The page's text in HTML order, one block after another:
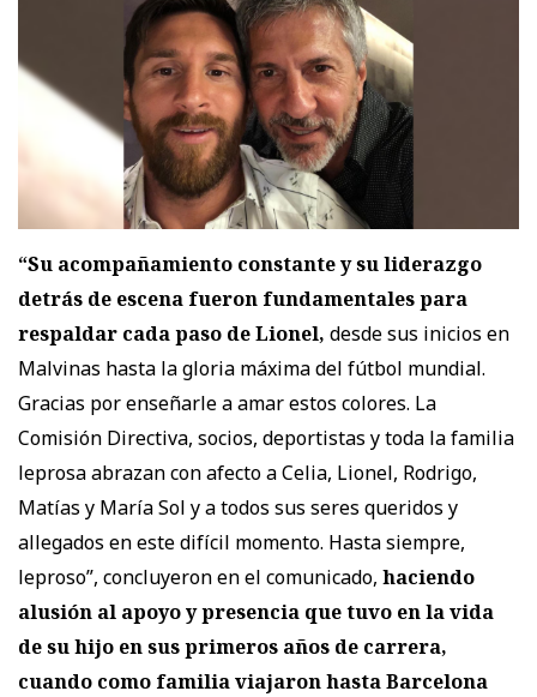
“Su acompañamiento constante y su liderazgo
detrás de escena fueron fundamentales para
respaldar cada paso de Lionel, desde sus inicios en
Malvinas hasta la gloria máxima del fútbol mundial.
Gracias por enseñarle a amar estos colores. La
Comisión Directiva, socios, deportistas y toda la familia
leprosa abrazan con afecto a Celia, Lionel, Rodrigo,
Matías y María Sol y a todos sus seres queridos y
allegados en este difícil momento. Hasta siempre,
leproso”, concluyeron en el comunicado, haciendo
alusión al apoyo y presencia que tuvo en la vida
de su hijo en sus primeros años de carrera,
cuando como familia viajaron hasta Barcelona